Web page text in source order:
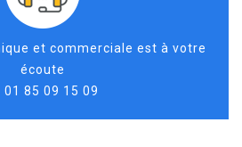
et commerciale est à votre
écoute
01 85 09 15 09